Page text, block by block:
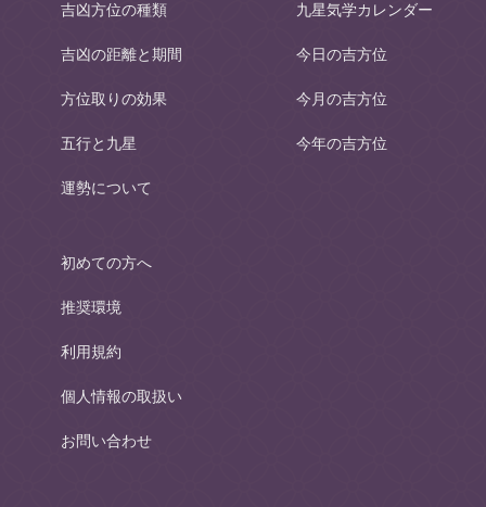
吉凶方位の種類
吉凶の距離と期間
方位取りの効果
五行と九星
運勢について
九星気学カレンダー
今日の吉方位
今月の吉方位
今年の吉方位
初めての方へ
推奨環境
利用規約
個人情報の取扱い
お問い合わせ